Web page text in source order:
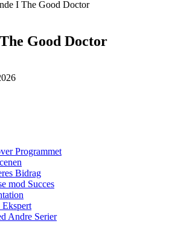
I The Good Doctor
Good Doctor
Programmet
Bidrag
mod Succes
Andre Serier